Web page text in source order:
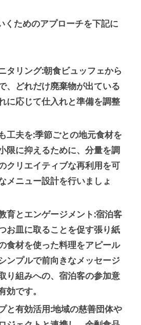
くためのアプローチを下記に
タリング:朝食ビュッフェから
、どれだけ廃棄物が出ている
に応じて仕入れと準備を調整
工夫を:季節ごとの地元食材を
限に抑えるために、分量を調
クリエイティブな再利用を可
メニュー設計を行いましょ
育とエンゲージメント:宿泊客
お皿に取ることを促す張り紙
食材を使った料理をアピール
ンプルで前向きなメッセージ
り組みへの、宿泊客の参加意
効です。
と有効活用:地域の慈善団体や